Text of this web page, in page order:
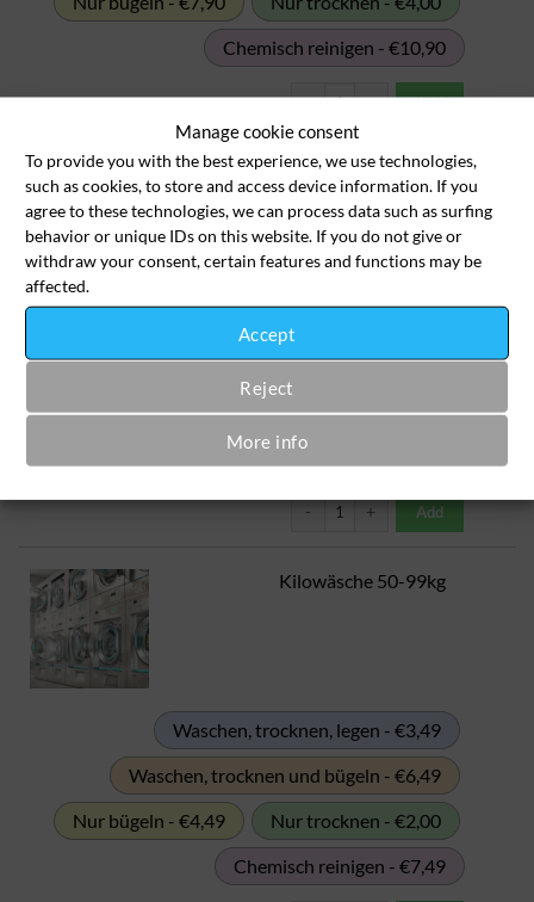
Manage cookie consent
To provide you with the best experience, we use technologies,
such as cookies, to store and access device information. If you
agree to these technologies, we can process data such as surfing
behavior or unique IDs on this website. If you do not give or
withdraw your consent, certain features and functions may be
affected.
Accept
Reject
More info
Chemisch reinigen - €10,90
Add
Kilowäsche 1-49kg
Waschen, trocknen und bügeln - €6,99
Nur bügeln - €4,99
Nur trocknen - €2,00
Kilowäsche 1-49kg Menge
Add
Kilowäsche 50-99kg
Waschen, trocknen, legen - €3,49
Waschen, trocknen und bügeln - €6,49
Nur bügeln - €4,49
Nur trocknen - €2,00
Chemisch reinigen - €7,49